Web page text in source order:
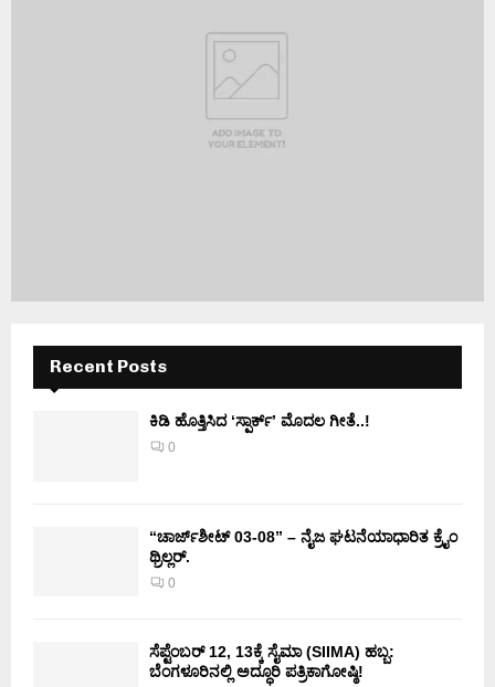
Recent Posts
ಕಿಡಿ‌‌ ಹೊತ್ತಿಸಿದ ‘ಸ್ಪಾರ್ಕ್’ ಮೊದಲ‌ ಗೀತೆ..!
0
“ಚಾರ್ಜ್‌ಶೀಟ್ 03-08” – ನೈಜ ಘಟನೆಯಾಧಾರಿತ ಕ್ರೈಂ
ಥ್ರಿಲ್ಲರ್.
0
ಸೆಪ್ಟೆಂಬರ್ 12, 13ಕ್ಕೆ ಸೈಮಾ (SIIMA) ಹಬ್ಬ:
ಬೆಂಗಳೂರಿನಲ್ಲಿ ಅದ್ಧೂರಿ ಪತ್ರಿಕಾಗೋಷ್ಠಿ!